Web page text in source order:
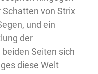
von Strix
und ein
der
Seiten sich
diese Welt